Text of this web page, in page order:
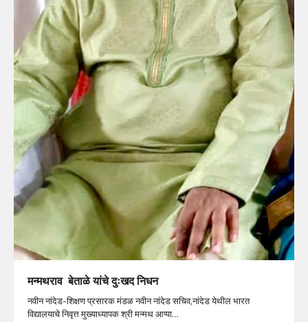
मन्मथराव‌ बेताळे यांचे दुःखद निधन
नवीन नांदेड-शिक्षण प्रसारक मंडळ नवीन नांदेड सचिव,नांदेड येथील भारत
विद्यालयाचे निवृत्त मुख्याध्यापक श्री मन्मथ आप्पा…